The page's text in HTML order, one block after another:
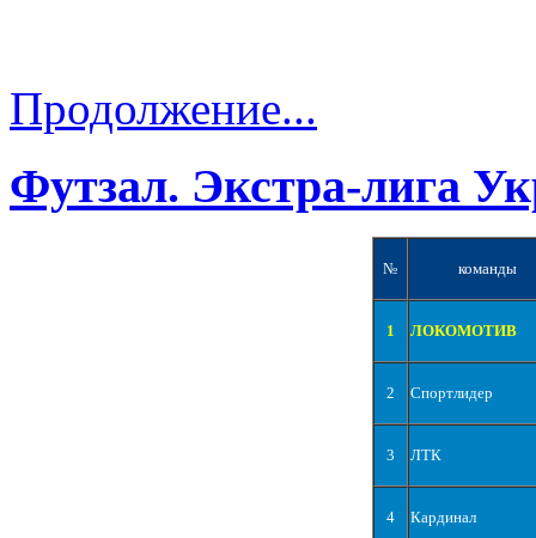
Продолжение...
Футзал. Экстра-лига
№ команды
1 ЛОКОМОТИВ
2 Спортлидер
3 ЛТК
4 Кардинал